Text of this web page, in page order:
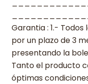
Garantia : 1.-
por un plazo de 3
presentando la
Tanto el producto
óptimas